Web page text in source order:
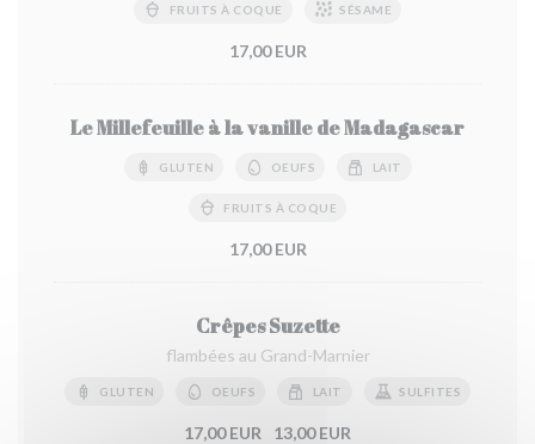
FRUITS À COQUE SÉSAME
17,00 EUR
Le Millefeuille à la vanille de Madagascar
GLUTEN OEUFS LAIT
FRUITS À COQUE
17,00 EUR
Crêpes Suzette
flambées au Grand-Marnier
GLUTEN OEUFS LAIT SULFITES
17,00 EUR 13,00 EUR